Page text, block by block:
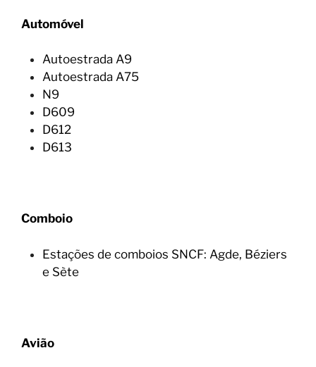
Automóvel
Autoestrada A9
Autoestrada A75
N9
D609
D612
D613
Comboio
Estações de comboios SNCF: Agde, Béziers
e Sète
Avião